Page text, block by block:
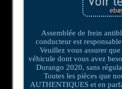
Assemblée de frein
conducteur est
Veuillez vous assurer
véhicule dont vous avez
Durango 2020, sans
Toutes les pièces que
AUTHENTIQUES et en